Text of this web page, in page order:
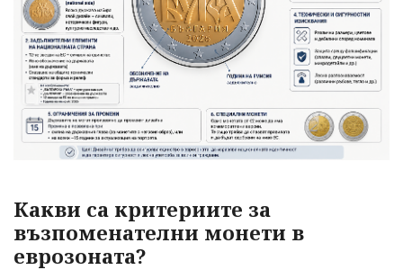
Какви са критериите за
възпоменателни монети в
еврозоната?